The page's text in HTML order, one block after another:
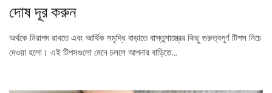
দোষ দূর করুন
অর্থকে নিরাপদ রাখতে এবং আর্থিক সমৃদ্ধি বাড়াতে বাস্তুশাস্ত্রের কিছু গুরুত্বপূর্ণ টিপস নিচে
দেওয়া হলো। এই টিপসগুলো মেনে চললে আপনার বাড়িতে…